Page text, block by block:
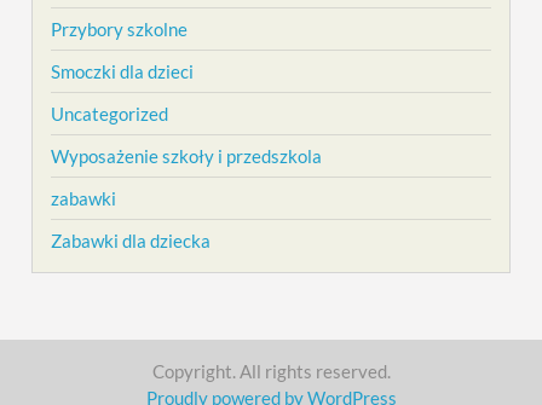
Przybory szkolne
Smoczki dla dzieci
Uncategorized
Wyposażenie szkoły i przedszkola
zabawki
Zabawki dla dziecka
Copyright. All rights reserved.
Proudly powered by WordPress